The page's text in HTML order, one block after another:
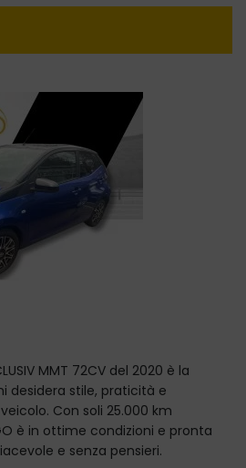
MMT 72CV del 2020 è la
desidera stile, praticità e
Con soli 25.000 km
è in ottime condizioni e pronta
e senza pensieri.